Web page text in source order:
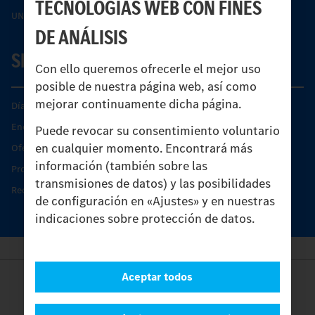
TECNOLOGÍAS WEB CON FINES
DE ANÁLISIS
Con ello queremos ofrecerle el mejor uso
posible de nuestra página web, así como
mejorar continuamente dicha página.
Puede revocar su consentimiento voluntario
en cualquier momento. Encontrará más
información (también sobre las
transmisiones de datos) y las posibilidades
de configuración en «Ajustes» y en nuestras
indicaciones sobre protección de datos.
Aceptar todos
UNI-TOUCH®
SERVICIO
Días de Servicio del Unimog
Encontrar un socio
Oferta de servicio del Unimog
Productos de piezas y servicio
Recambios originales
Provider